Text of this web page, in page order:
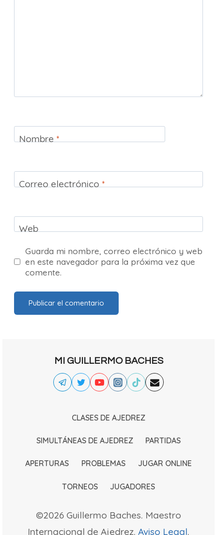
Nombre *
Correo electrónico *
Web
Guarda mi nombre, correo electrónico y web
en este navegador para la próxima vez que
comente.
MI GUILLERMO BACHES
CLASES DE AJEDREZ
SIMULTÁNEAS DE AJEDREZ PARTIDAS
APERTURAS PROBLEMAS JUGAR ONLINE
TORNEOS JUGADORES
©2026 Guillermo Baches. Maestro
Internacional de Ajedrez. Aviso Legal.